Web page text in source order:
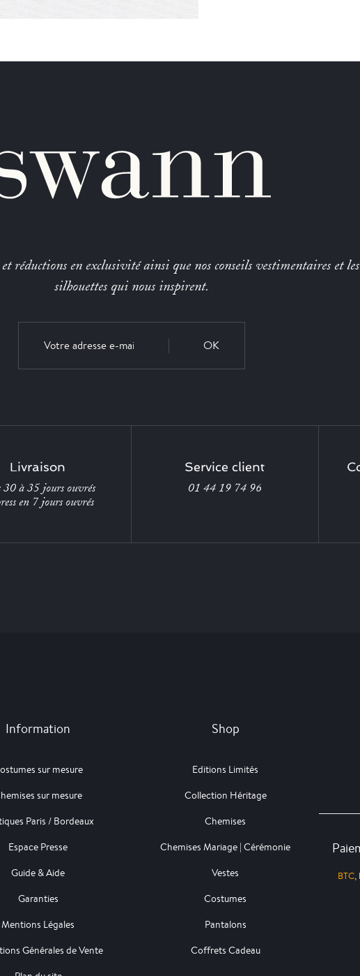
réductions en exclusivité ainsi que nos conseils vestimentaires et les
silhouettes qui nous inspirent.
OK
Livraison
30 à 35 jours ouvrés
en 7 jours ouvrés
Service client
01 44 19 74 96
Information
sur mesure
sur mesure
Paris / Bordeaux
Espace Presse
Guide & Aide
Garanties
Mentions Légales
Générales de Vente
Shop
Editions Limités
Collection Héritage
Chemises
Chemises Mariage | Cérémonie
Vestes
Costumes
Pantalons
Coffrets Cadeau
BTC,